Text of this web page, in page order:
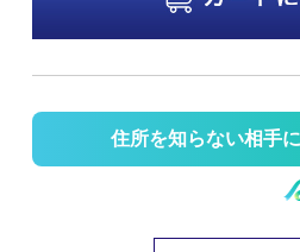
住所を知らない相手